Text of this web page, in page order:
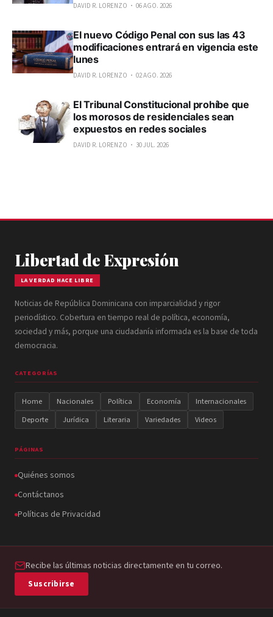
DAVID R. LORENZO 06 AGO. 2026
El nuevo Código Penal con sus las 43
modificaciones entrará en vigencia este
lunes
DAVID R. LORENZO 02 AGO. 2026
El Tribunal Constitucional prohíbe que
los morosos de residenciales sean
expuestos en redes sociales
DAVID R. LORENZO 30 JUL. 2026
Libertad de Expresión
LA VERDAD HACE LIBRE
Noticias de República Dominicana con imparcialidad y rigor
periodístico. Cobertura en tiempo real de política, economía,
sociedad y más, porque una ciudadanía informada es la base de toda
democracia.
CATEGORÍAS
Home Nacionales Política Economía
Internacionales
Deporte
Jurídica Literaria Variedades Videos
PÁGINAS
Quiénes somos
Contáctanos
Políticas de Privacidad
Recibe las últimas noticias directamente en tu correo.
Suscribirse